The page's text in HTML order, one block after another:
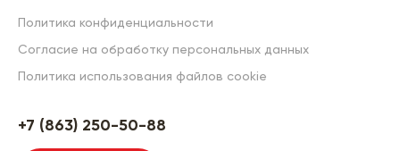
Политика конфиденциальности
Согласие на обработку персональных данных
Политика использования файлов cookie
+7 (863) 250-50-88